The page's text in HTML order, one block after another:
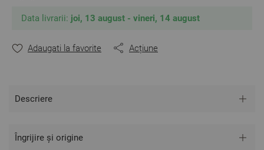
Data livrarii: joi, 13 august - vineri, 14 august
Adaugati la favorite Acțiune
Descriere
Îngrijire și origine